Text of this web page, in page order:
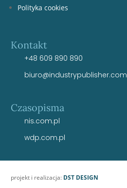
Polityka cookies
Kontakt
+48 609 890 890
biuro@industrypublisher.com
Czasopisma
nis.com.pl
wdp.com.pl
projekt i realizacja: DST DESIGN